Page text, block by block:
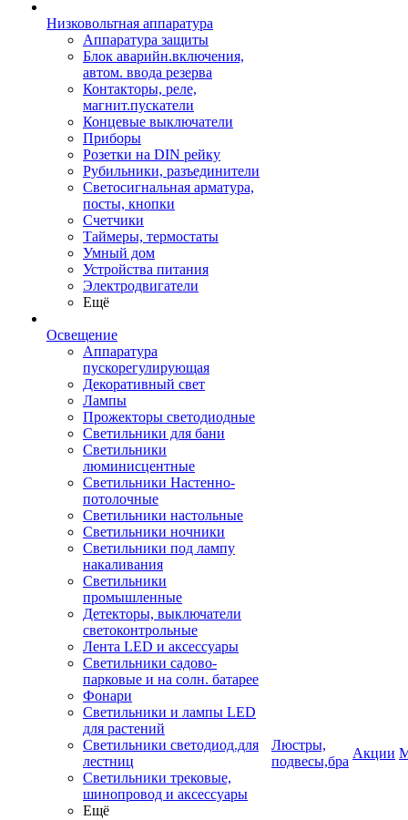
Низковольтная аппаратура
Аппаратура защиты
Блок аварийн.включения,
автом. ввода резерва
Контакторы, реле,
магнит.пускатели
Концевые выключатели
Приборы
Розетки на DIN рейку
Рубильники, разъединители
Светосигнальная арматура,
посты, кнопки
Счетчики
Таймеры, термостаты
Умный дом
Устройства питания
Электродвигатели
Ещё
Освещение
Аппаратура
пускорегулирующая
Декоративный свет
Лампы
Прожекторы светодиодные
Светильники для бани
Светильники
люминисцентные
Светильники Настенно-
потолочные
Светильники настольные
Светильники ночники
Светильники под лампу
накаливания
Светильники
промышленные
Детекторы, выключатели
светоконтрольные
Лента LED и аксессуары
Светильники садово-
парковые и на солн. батарее
Фонари
Светильники и лампы LED
для растений
Светильники светодиод.для
лестниц
Светильники трековые,
шинопровод и аксессуары
Ещё
Люстры,
подвесы,бра
Акции